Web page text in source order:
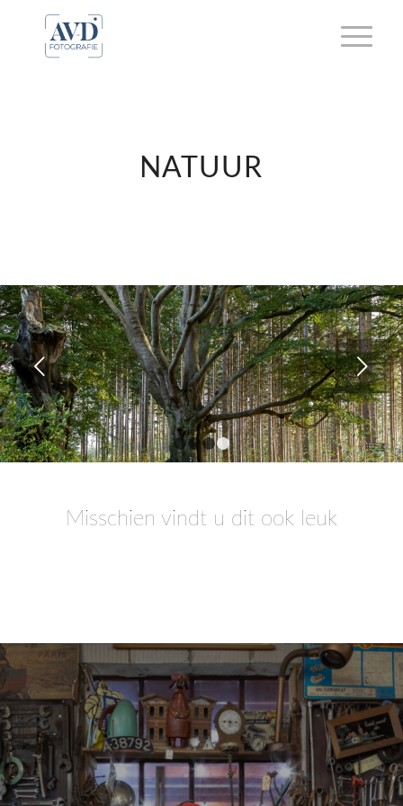
NATUUR
Volgende
1 2 3 4
Misschien vindt u dit ook leuk